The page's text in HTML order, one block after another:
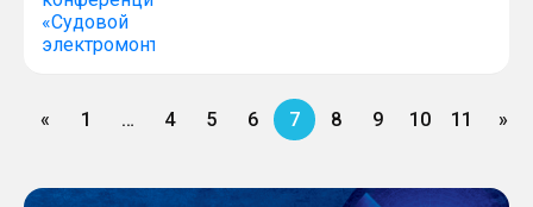
« 1 … 4 5 6 7 8 9 10 11 »